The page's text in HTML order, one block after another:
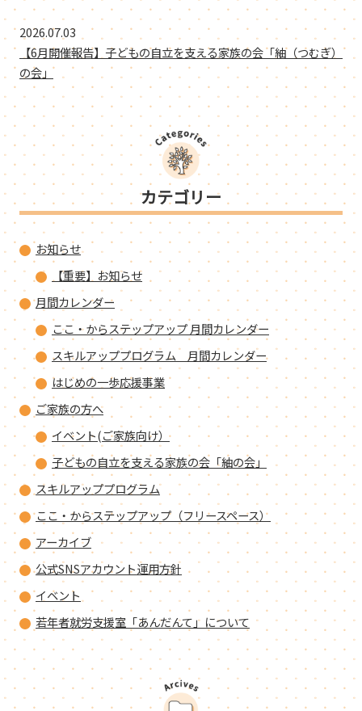
2026.07.03
【6月開催報告】子どもの自立を支える家族の会「紬（つむぎ）
の会」
カテゴリー
お知らせ
【重要】お知らせ
月間カレンダー
ここ・からステップアップ 月間カレンダー
スキルアッププログラム 月間カレンダー
はじめの一歩応援事業
ご家族の方へ
イベント(ご家族向け）
子どもの自立を支える家族の会「紬の会」
スキルアッププログラム
ここ・からステップアップ（フリースペース）
アーカイブ
公式SNSアカウント運用方針
イベント
若年者就労支援室「あんだんて」について